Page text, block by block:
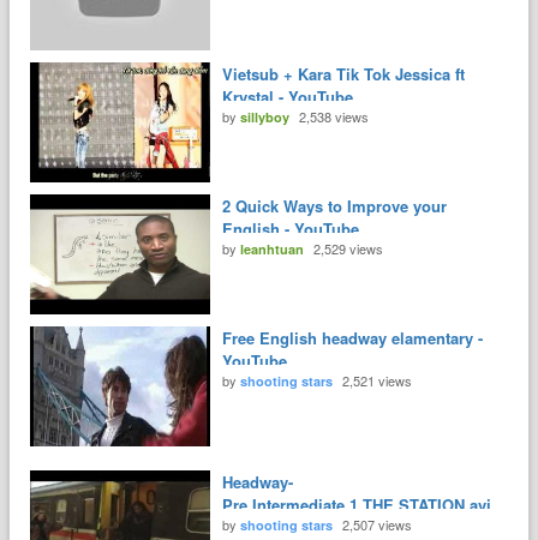
Vietsub + Kara Tik Tok Jessica ft
Krystal - YouTube
bysillyboy 2,538 views
2 Quick Ways to Improve your
English - YouTube
byleanhtuan 2,529 views
Free English headway elamentary -
YouTube
byshooting stars 2,521 views
Headway-
Pre.Intermediate.1.THE.STATION.avi
- YouTube
byshooting stars 2,507 views